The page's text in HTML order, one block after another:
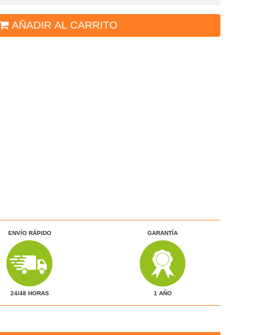
AÑADIR AL CARRITO
ENVÍO RÁPIDO
24/48 HORAS
GARANTÍA
1 AÑO